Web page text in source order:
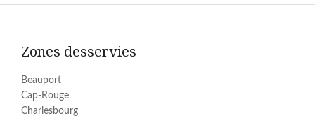
Zones desservies
Beauport
Cap-Rouge
Charlesbourg